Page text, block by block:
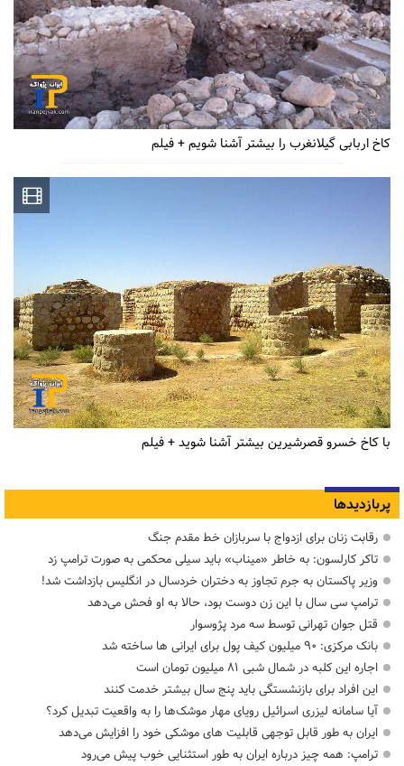
کاخ اربابی گیلانغرب را بیشتر آشنا شویم + فیلم
با کاخ خسرو قصرشیرین بیشتر آشنا شوید + فیلم
پربازدیدها
رقابت زنان برای ازدواج با سربازان خط مقدم جنگ
تاکر کارلسون: به خاطر «میناب» باید سیلی محکمی به صورت ترامپ زد
وزیر پاکستان به جرم تجاوز به دختران خردسال در انگلیس بازداشت شد!
ترامپ سی سال با این زن دوست بود، حالا به او فحش می‌دهد
قتل جوان تهرانی توسط سه مرد پژوسوار
بانک مرکزی: ۹۰ میلیون کیف پول برای ایرانی ها ساخته شد
اجاره این کلبه در شمال شبی ۸۱ میلیون تومان است
این افراد برای بازنشستگی باید پنج سال بیشتر خدمت کنند
آیا سامانه لیزری اسرائیل رویای مهار موشک‌ها را به واقعیت تبدیل کرد؟
ایران به طور قابل توجهی قابلیت های موشکی خود را افزایش می‌دهد
ترامپ: همه چیز درباره ایران به طور استثنایی خوب پیش می‌رود